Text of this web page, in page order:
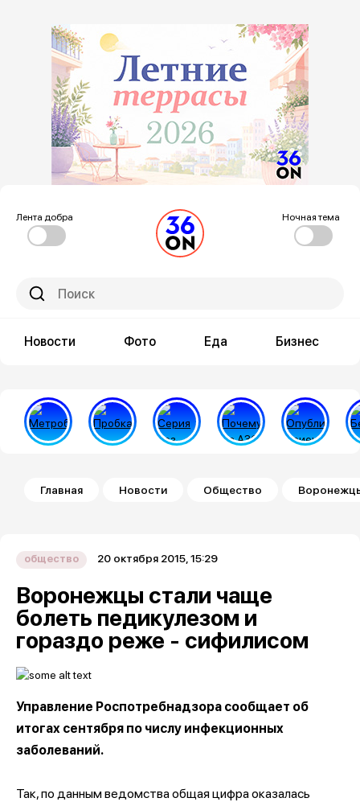
Лента добра Ночная тема
Новости Фото Еда Бизнес
Строка навигации
Главная Новости Общество
общество 20 октября 2015, 15:29
Воронежцы стали чаще
болеть педикулезом и
гораздо реже - сифилисом
Управление Роспотребнадзора сообщает об
итогах сентября по числу инфекционных
заболеваний.
Так, по данным ведомства общая цифра оказалась